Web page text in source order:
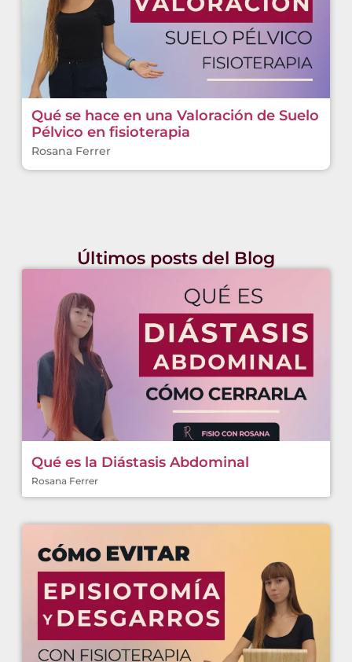
Qué se hace en una Valoración de Suelo
Pélvico en fisioterapia
Rosana Ferrer
Últimos posts del Blog
Qué es la Diástasis Abdominal
Rosana Ferrer